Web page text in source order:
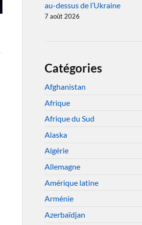
au-dessus de l’Ukraine
7 août 2026
Catégories
Afghanistan
Afrique
Afrique du Sud
Alaska
Algérie
Allemagne
Amérique latine
Arménie
Azerbaïdjan